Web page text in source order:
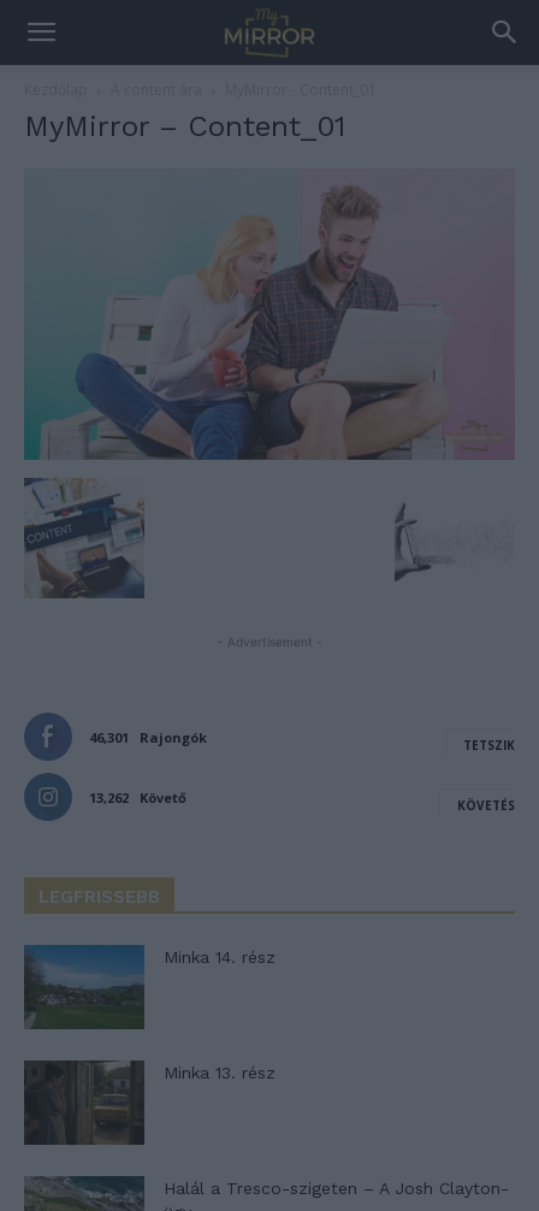
MyMirror – Content_01
- Advertisement -
46,301 Rajongók TETSZIK
13,262 Követő KÖVETÉS
LEGFRISSEBB
Minka 14. rész
Minka 13. rész
Halál a Tresco-szigeten – A Josh Clayton-